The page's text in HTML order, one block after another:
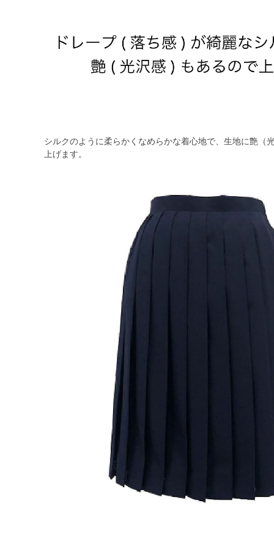
シルクのように柔らかくなめらかな着心地で、生地に艶（
上げます。